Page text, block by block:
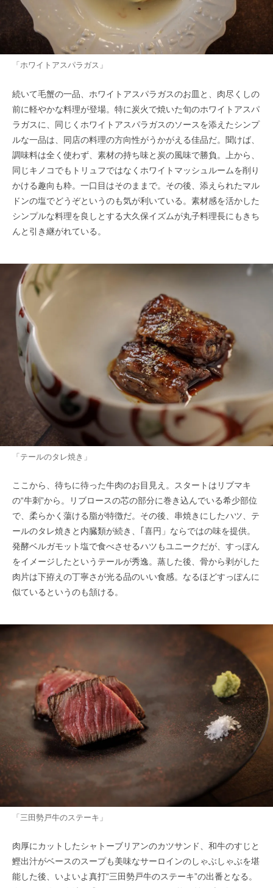
「ホワイトアスパラガス」
続いて毛蟹の一品、ホワイトアスパラガスのお皿と、肉尽くしの
前に軽やかな料理が登場。特に炭火で焼いた旬のホワイトアスパ
ラガスに、同じくホワイトアスパラガスのソースを添えたシンプ
ルな一品は、同店の料理の方向性がうかがえる佳品だ。聞けば、
調味料は全く使わず、素材の持ち味と炭の風味で勝負。上から、
同じキノコでもトリュフではなくホワイトマッシュルームを削り
かける趣向も粋。一口目はそのままで。その後、添えられたマル
ドンの塩でどうぞというのも気が利いている。素材感を活かした
シンプルな料理を良しとする大久保イズムが丸子料理長にもきち
んと引き継がれている。
「テールのタレ焼き」
ここから、待ちに待った牛肉のお目見え。スタートはリブマキ
の“牛刺”から。リブロースの芯の部分に巻き込んでいる希少部位
で、柔らかく蕩ける脂が特徴だ。その後、串焼きにしたハツ、テ
ールのタレ焼きと内臓類が続き、｢喜円」ならではの味を提供。
発酵ベルガモット塩で食べさせるハツもユニークだが、すっぽん
をイメージしたというテールが秀逸。蒸した後、骨から剥がした
肉片は下拵えの丁寧さが光る品のいい食感。なるほどすっぽんに
似ているというのも頷ける。
「三田勢戸牛のステーキ」
肉厚にカットしたシャトーブリアンのカツサンド、和牛のすじと
鰹出汁がベースのスープも美味なサーロインのしゃぶしゃぶを堪
能した後、いよいよ真打“三田勢戸牛のステーキ”の出番となる。